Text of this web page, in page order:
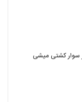
سوار کشتی میشی